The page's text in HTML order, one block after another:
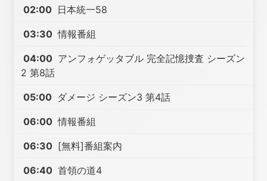
02:00 日本統一58
03:30 情報番組
04:00 アンフォゲッタブル 完全記憶捜査 シーズン
2 第8話
05:00 ダメージ シーズン3 第4話
06:00 情報番組
06:30 [無料]番組案内
06:40 首領の道4